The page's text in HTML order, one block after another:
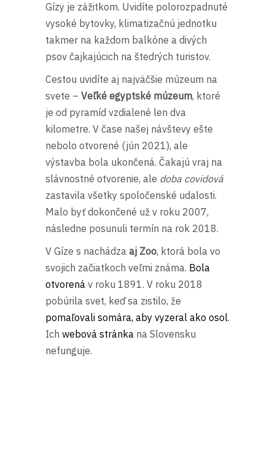
Gízy je zážitkom. Uvidíte polorozpadnuté
vysoké bytovky, klimatizačnú jednotku
takmer na každom balkóne a divých
psov čajkajúcich na štedrých turistov.
Cestou uvidíte aj najväčšie múzeum na
svete – Veľké egyptské múzeum, ktoré
je od pyramíd vzdialené len dva
kilometre. V čase našej návštevy ešte
nebolo otvorené (jún 2021), ale
výstavba bola ukončená. Čakajú vraj na
slávnostné otvorenie, ale doba covidová
zastavila všetky spoločenské udalosti.
Malo byť dokončené už v roku 2007,
následne posunuli termín na rok 2018.
V Gíze s nachádza aj Zoo, ktorá bola vo
svojich začiatkoch veľmi známa. Bola
otvorená v roku 1891. V roku 2018
pobúrila svet, keď sa zistilo, že
pomaľovali somára, aby vyzeral ako osol.
Ich webová stránka na Slovensku
nefunguje.